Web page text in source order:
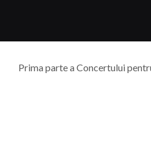
Prima parte a Concertului